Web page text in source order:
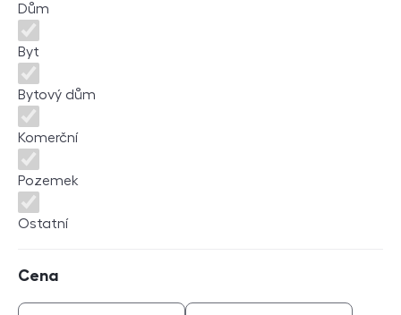
Dům
Byt
Bytový dům
Komerční
Pozemek
Ostatní
Cena